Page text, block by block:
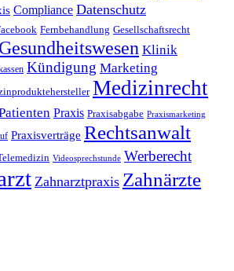
Compliance Datenschutz
Fernbehandlung Gesellschaftsrecht
Gesundheitswesen Klinik
Kündigung Marketing
Medizinrecht
Praxis Praxisabgabe Praxismarketing
Praxisverträge Rechtsanwalt
Videosprechstunde Werberecht
Zahnarztpraxis Zahnärzte